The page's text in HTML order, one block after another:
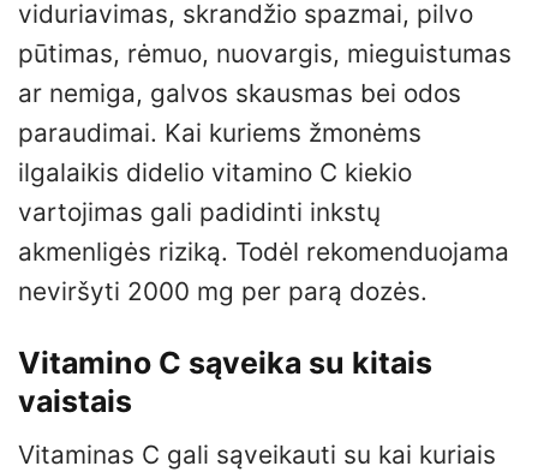
viduriavimas, skrandžio spazmai, pilvo
pūtimas, rėmuo, nuovargis, mieguistumas
ar nemiga, galvos skausmas bei odos
paraudimai. Kai kuriems žmonėms
ilgalaikis didelio vitamino C kiekio
vartojimas gali padidinti inkstų
akmenligės riziką. Todėl rekomenduojama
neviršyti 2000 mg per parą dozės.
Vitamino C sąveika su kitais
vaistais
Vitaminas C gali sąveikauti su kai kuriais